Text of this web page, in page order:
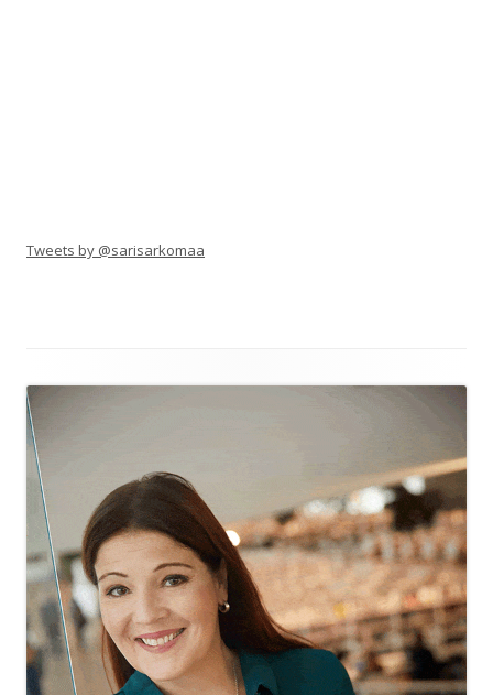
Tweets by @sarisarkomaa
sisältö